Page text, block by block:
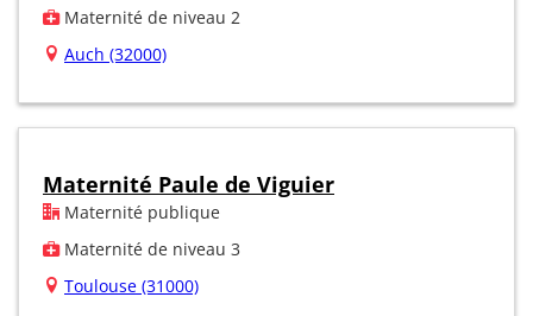
Maternité de niveau 2
Auch (32000)
Maternité Paule de Viguier
Maternité publique
Maternité de niveau 3
Toulouse (31000)